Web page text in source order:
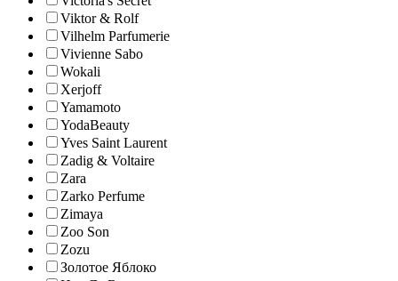
Viktor & Rolf
Vilhelm Parfumerie
Vivienne Sabo
Wokali
Xerjoff
Yamamoto
YodaBeauty
Yves Saint Laurent
Zadig & Voltaire
Zara
Zarko Perfume
Zimaya
Zoo Son
Zozu
Золотое Яблоко